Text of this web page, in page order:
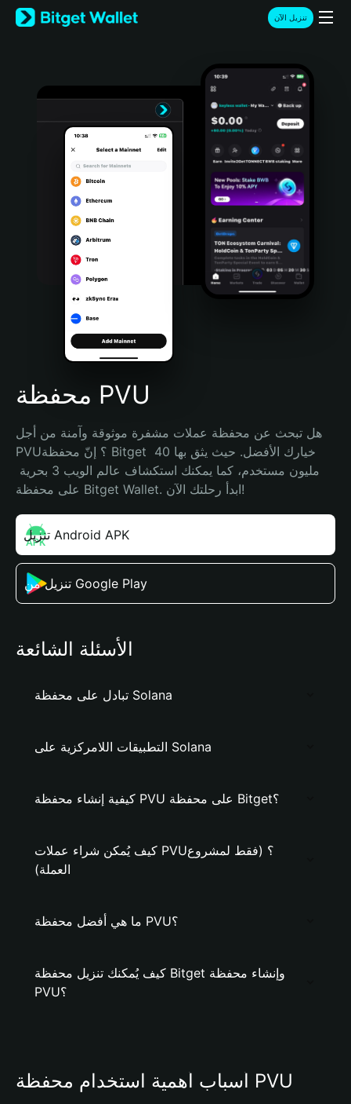
English
日本語
Türkçe
Português (Portugal)
Bahasa Indonesia
Português (Brasil)
Español (Argentina)
تنزيل الآن
محفظة PVU
هل تبحث عن محفظة عملات مشفرة موثوقة وآمنة من أجل
PVU؟ إنّ محفظة Bitget خيارك الأفضل. حيث يثق بها 40
على محفظة Bitget Wallet. ابدأ رحلتك الآن!
تنزيل Android APK
تنزيل من Google Play
الأسئلة الشائعة
تبادل على محفظة Solana
التطبيقات اللامركزية على Solana
كيفية إنشاء محفظة PVU على محفظة Bitget؟
كيف يُمكن شراء عملات PVU؟ (فقط لمشروع
العملة)
ما هي أفضل محفظة PVU؟
كيف يُمكنك تنزيل محفظة Bitget وإنشاء محفظة
PVU؟
أسباب أهمية استخدام محفظة PVU